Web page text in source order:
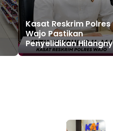
Kasat Reskrim Polres
Wajo Pastikan
Penyelidikan
Mitha Terus Berjalan